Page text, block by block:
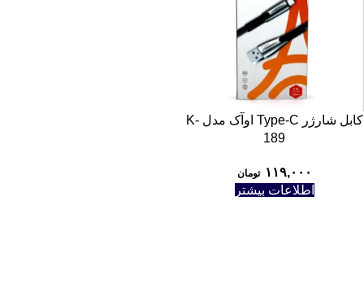
کابل شارژر Type-C اوآک مدل K-
189
۱۱۹,۰۰۰ تومان
اطلاعات بیشتر